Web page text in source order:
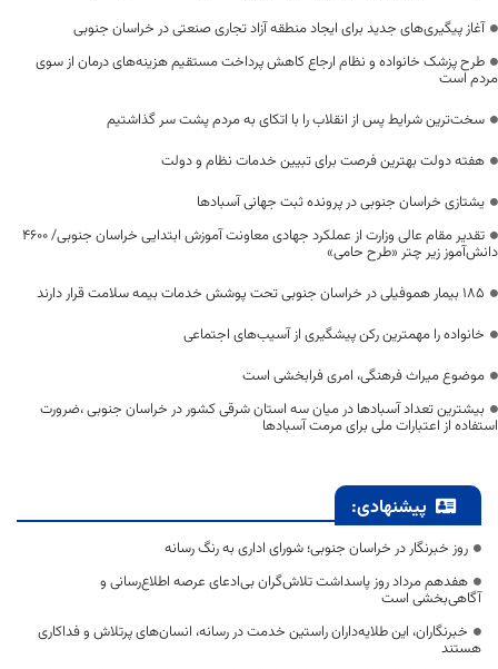
آغاز پیگیری‌های جدید برای ایجاد منطقه آزاد تجاری صنعتی در خراسان جنوبی
طرح پزشک خانواده و نظام ارجاع کاهش پرداخت مستقیم هزینه‌های درمان از سوی
مردم است
سخت‌ترین شرایط پس از انقلاب را با اتکای به مردم پشت سر گذاشتیم
هفته دولت بهترین فرصت برای تبیین خدمات نظام و دولت
یشتازی خراسان جنوبی در پرونده ثبت جهانی آسبادها
تقدیر مقام عالی وزارت از عملکرد جهادی معاونت آموزش ابتدایی خراسان جنوبی/ ۴۶۰۰
دانش‌آموز زیر چتر «طرح حامی»
۱۸۵ بیمار هموفیلی در خراسان جنوبی تحت پوشش خدمات بیمه سلامت قرار دارند
خانواده را مهمترین رکن پیشگیری از آسیب‌های اجتماعی
موضوع میراث فرهنگی، امری فرابخشی است
بیشترین تعداد آسبادها در میان سه استان شرقی کشور در خراسان جنوبی ،ضرورت
استفاده از اعتبارات ملی برای مرمت آسبادها
پیشنهادی:
روز خبرنگار در خراسان جنوبی؛ شورای اداری به رنگ رسانه
هفدهم مرداد روز پاسداشت تلاش‌گران بی‌ادعای عرصه اطلاع‌رسانی و
آگاهی‌بخشی است
خبرنگاران، این طلایه‌داران راستین خدمت در رسانه، انسان‌های پرتلاش و فداکاری
هستند